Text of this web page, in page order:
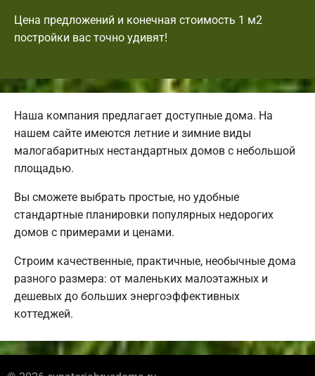
Цена предложений и конечная стоимость 1 м2
постройки вас точно удивят!
Наша компания предлагает доступные дома. На
нашем сайте имеются летние и зимние виды
малогабаритных нестандартных домов с небольшой
площадью.
Вы сможете выбрать простые, но удобные
стандартные планировки популярных недорогих
домов с примерами и ценами.
Строим качественные, практичные, необычные дома
разного размера: от маленьких малоэтажных и
дешевых до больших энергоэффективных
коттеджей.